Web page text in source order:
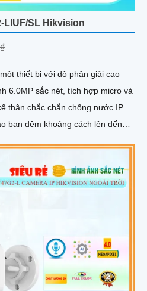
LIUF/SL Hikvision
thiết bị với độ phân giải cao
6.0MP sắc nét, tích hợp micro và
thân chắc chắn chống nước IP
ban đêm khoảng cách lên đến